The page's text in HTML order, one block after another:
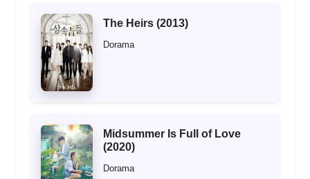
The Heirs (2013)
Dorama
Midsummer Is Full of Love
(2020)
Dorama